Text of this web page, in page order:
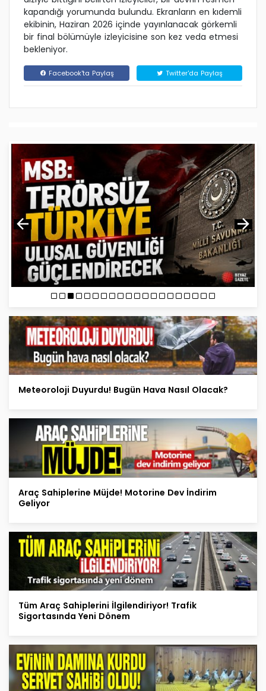
kapandığı yorumunda bulundu. Ekranların en kıdemli
ekibinin, Haziran 2026 içinde yayınlanacak görkemli
bir final bölümüyle izleyicisine son kez veda etmesi
bekleniyor.
Facebook'ta Paylaş Twitter'da Paylaş
Meteoroloji Duyurdu! Bugün Hava Nasıl Olacak?
Araç Sahiplerine Müjde! Motorine Dev İndirim
Geliyor
Tüm Araç Sahiplerini İlgilendiriyor! Trafik
Sigortasında Yeni Dönem